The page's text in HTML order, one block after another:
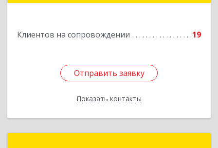
Клиентов на сопровождении 19
Отправить заявку
Показать контакты
Отправить заявку
Назад